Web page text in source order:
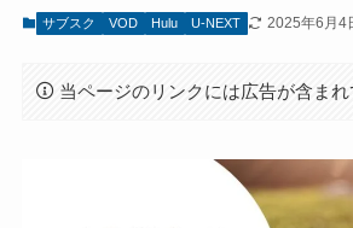
サブスク VOD Hulu U-NEXT 2025年6月4
当ページのリンクには広告が含まれ